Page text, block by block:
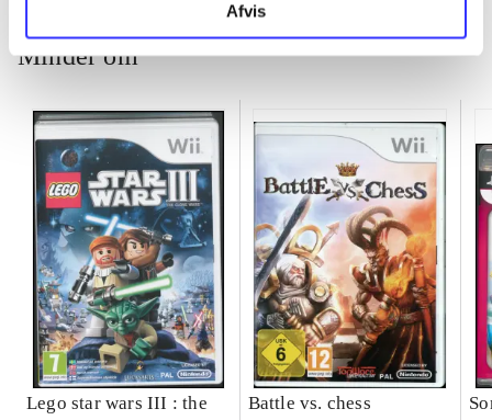
Afvis
Minder om
Lego star wars III : the
Battle vs. chess